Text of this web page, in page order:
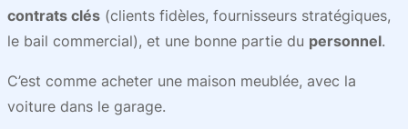
contrats clés (clients fidèles, fournisseurs stratégiques,
le bail commercial), et une bonne partie du personnel.
C’est comme acheter une maison meublée, avec la
voiture dans le garage.